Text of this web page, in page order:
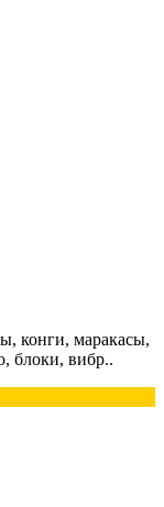
конги, маракасы,
блоки, вибр..